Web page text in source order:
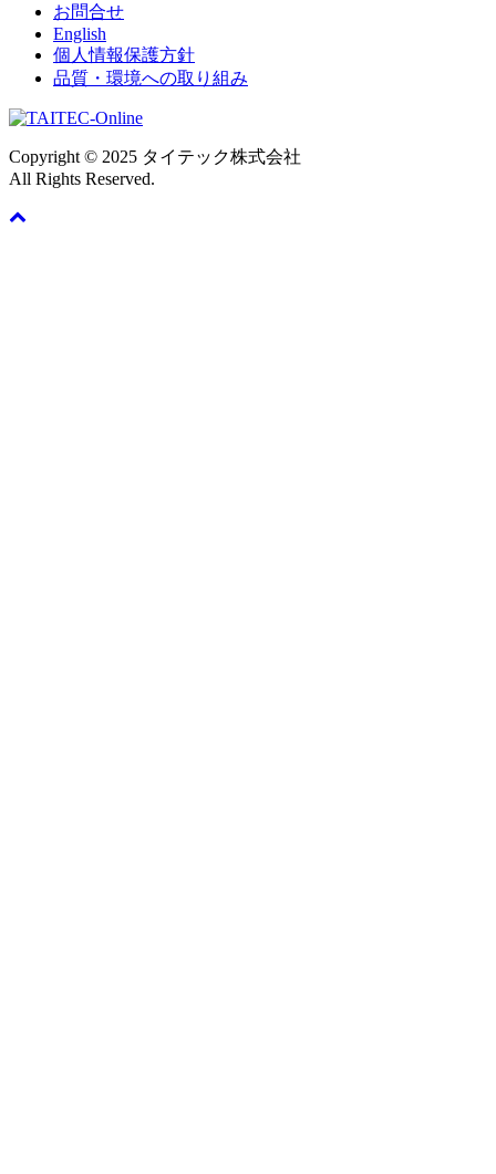
お問合せ
English
個人情報保護方針
品質・環境への取り組み
Copyright © 2025 タイテック株式会社
All Rights Reserved.